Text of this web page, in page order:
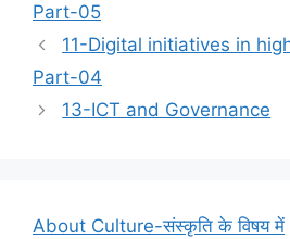
Part-05
11-Digital initiatives in
Part-04
13-ICT and Governance
About Culture-संस्कृति के विषय में